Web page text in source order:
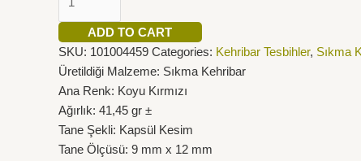
ADD TO CART
SKU: 101004459 Categories: Kehribar Tesbihler, Sıkma
Üretildiği Malzeme: Sıkma Kehribar
Ana Renk: Koyu Kırmızı
Ağırlık: 41,45 gr ±
Tane Şekli: Kapsül Kesim
Tane Ölçüsü: 9 mm x 12 mm